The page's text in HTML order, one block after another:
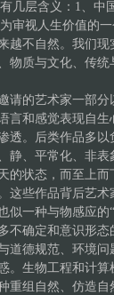
几层含义：1、
为审视人生价值的
越不自然。我们
物质与文化、传
请的艺术家一部
言和感觉表现自
透。后类作品多
静、平常化、非
的状态，而至上
这些作品背后艺
似一种与物感应的
不确定和意识形
道德规范、环境
。生物工程和计
重组自然、仿造